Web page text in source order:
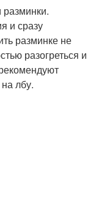
разминки.
и сразу
разминке не
разогреться и
лбу.